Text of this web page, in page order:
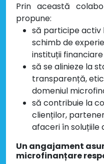
Prin această
propune:
să participe activ
schimb de
instituții
să se alinieze la
transparență,
domeniul
să contribuie la
clienților,
afaceri în soluțiile
Un angajament
microfinanțare